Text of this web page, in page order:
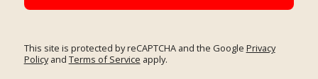
This site is protected by reCAPTCHA and the Google Privacy
Policyand Terms of Service apply.